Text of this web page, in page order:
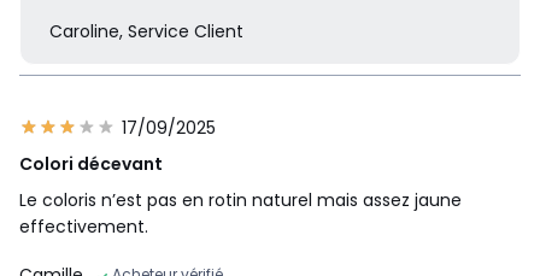
Caroline, Service Client
17/09/2025
Colori décevant
Le coloris n’est pas en rotin naturel mais assez jaune
effectivement.